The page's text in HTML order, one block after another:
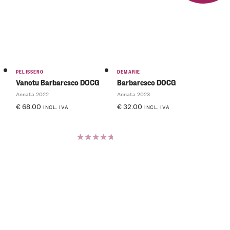
PELISSERO
Vanotu Barbaresco DOCG
Annata 2022
€68.00 INCL. IVA
DEMARIE
Barbaresco DOCG
Annata 2023
€32.00 INCL. IVA